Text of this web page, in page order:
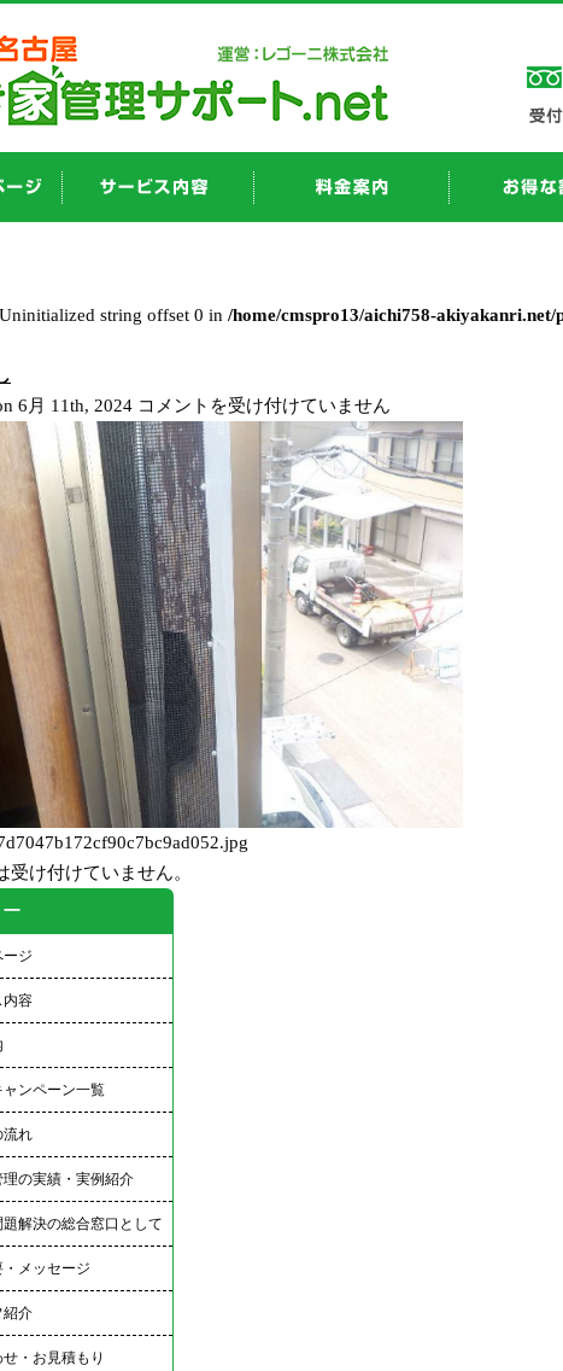
string offset 0 in /home/cmspro13/aichi758-
6月 11th, 2024 イ
ト
ル
な
し
は
コメントを受け付けていません
受け付けていません。
ージ
内容
ャンペーン一覧
流れ
理の実績・実例紹介
題解決の総合窓口として
メッセージ
紹介
・お見積もり